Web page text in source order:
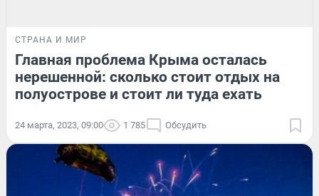
СТРАНА И МИР
Главная проблема Крыма осталась
нерешенной: сколько стоит отдых на
полуострове и стоит ли туда ехать
24 марта, 2023, 09:00 1 785 Обсудить